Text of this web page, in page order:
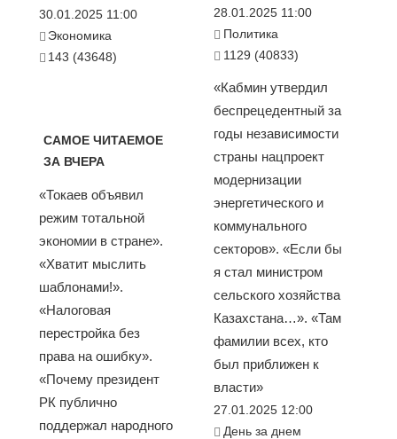
30.01.2025 11:00
Экономика
143 (43648)
САМОЕ ЧИТАЕМОЕ
ЗА ВЧЕРА
«Токаев объявил
режим тотальной
экономии в стране».
«Хватит мыслить
шаблонами!».
«Налоговая
перестройка без
права на ошибку».
«Почему президент
РК публично
поддержал народного
28.01.2025 11:00
Политика
1129 (40833)
«Кабмин утвердил
беспрецедентный за
годы независимости
страны нацпроект
модернизации
энергетического и
коммунального
секторов». «Если бы
я стал министром
сельского хозяйства
Казахстана…». «Там
фамилии всех, кто
был приближен к
власти»
27.01.2025 12:00
День за днем